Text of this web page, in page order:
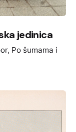
jedinica
Po šumama i